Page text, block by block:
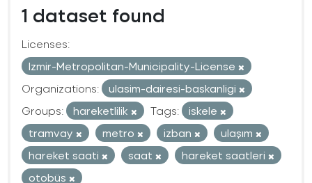
1 dataset found
Licenses:
Izmir-Metropolitan-Municipality-License
Organizations:
ulasim-dairesi-baskanligi
Groups:
hareketlilik Tags:
iskele
tramvay
metro izban
ulaşım
hareket saati
saat
hareket saatleri
otobüs